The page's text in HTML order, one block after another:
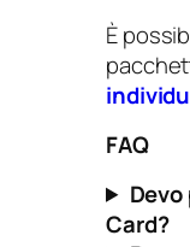
È
FAQ
Card?